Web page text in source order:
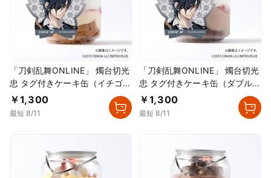
「刀剣乱舞ONLINE」 燭台切光
忠 タグ付きケーキ缶（イチゴカ
スタード）
￥1,300
最短 8/11
「刀剣乱舞ONLINE」 燭台切光
忠 タグ付きケーキ缶（ダブルチ
ョコレート）
￥1,300
最短 8/11